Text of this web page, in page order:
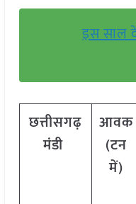
इस साल
छत्तीसगढ़
मंडी
आवक
(टन
में)